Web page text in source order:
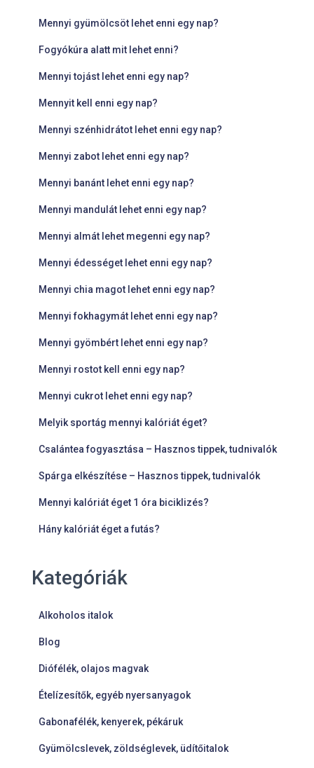
Mennyi gyümölcsöt lehet enni egy nap?
Fogyókúra alatt mit lehet enni?
Mennyi tojást lehet enni egy nap?
Mennyit kell enni egy nap?
Mennyi szénhidrátot lehet enni egy nap?
Mennyi zabot lehet enni egy nap?
Mennyi banánt lehet enni egy nap?
Mennyi mandulát lehet enni egy nap?
Mennyi almát lehet megenni egy nap?
Mennyi édességet lehet enni egy nap?
Mennyi chia magot lehet enni egy nap?
Mennyi fokhagymát lehet enni egy nap?
Mennyi gyömbért lehet enni egy nap?
Mennyi rostot kell enni egy nap?
Mennyi cukrot lehet enni egy nap?
Melyik sportág mennyi kalóriát éget?
Csalántea fogyasztása – Hasznos tippek, tudnivalók
Spárga elkészítése – Hasznos tippek, tudnivalók
Mennyi kalóriát éget 1 óra biciklizés?
Hány kalóriát éget a futás?
Kategóriák
Alkoholos italok
Blog
Diófélék, olajos magvak
Ételízesítők, egyéb nyersanyagok
Gabonafélék, kenyerek, pékáruk
Gyümölcslevek, zöldséglevek, üdítőitalok